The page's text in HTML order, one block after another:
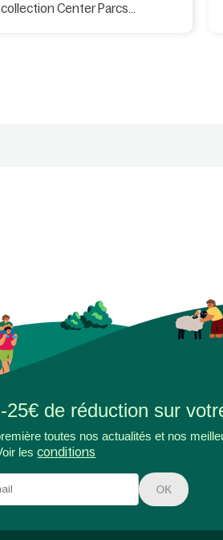
Center Parcs
de réduction sur
toutes nos actualités et nos
lesconditions
OK